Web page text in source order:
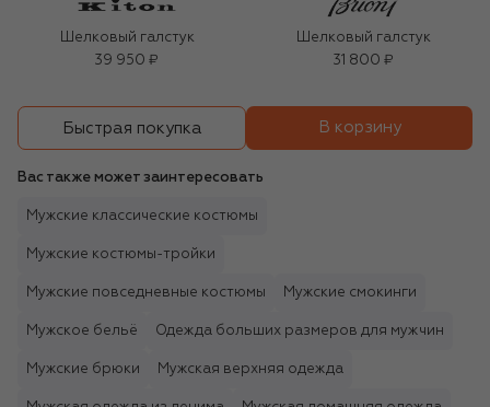
Шелковый галстук
39 950 ₽
Шелковый галстук
31 800 ₽
Быстрая покупка В корзину
Вас также может заинтересовать
Мужские классические костюмы
Мужские костюмы-тройки
Мужские повседневные костюмы Мужские смокинги
Мужское бельё Одежда больших размеров для мужчин
Мужские брюки Мужская верхняя одежда